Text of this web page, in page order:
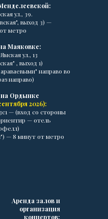
ул., 39.
выход 3) —
метро
Маяковке:
ул., 13
, выход 1)
направо во
направо)
Ордынке
2026):
— (вход со стороны
— отель
— 8 минут от метро
Аренда залов и
организация
концертов: